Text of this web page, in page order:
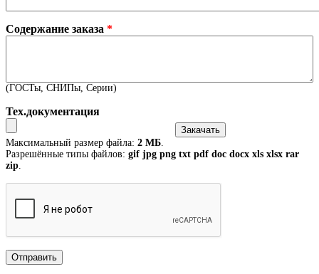
Содержание заказа *
(ГОСТы, СНИПы, Серии)
Тех.документация
Максимальный размер файла: 2 МБ
Разрешённые типы файлов: gif jpg png txt pdf doc docx xls xlsx rar
zip